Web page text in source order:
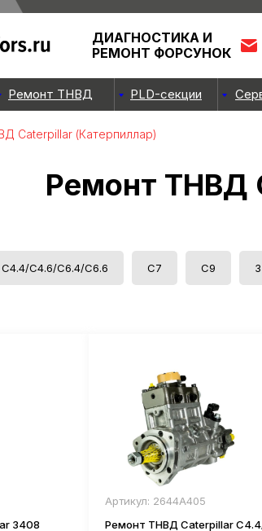
PLD-секции
Ремонт ТНВД
ДИАГНОСТИКА И
РЕМОНТ ФОРСУНОК
Caterpillar (Катерпиллар)
Ремонт ТНВД
С4.4/С4.6/С6.4/С6.6 С7 С9
3408
Ремонт ТНВД Caterpillar
Артикул: 2644A405